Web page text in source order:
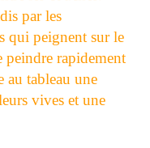
par les
qui peignent sur le
rapidement
au tableau une
vives et une